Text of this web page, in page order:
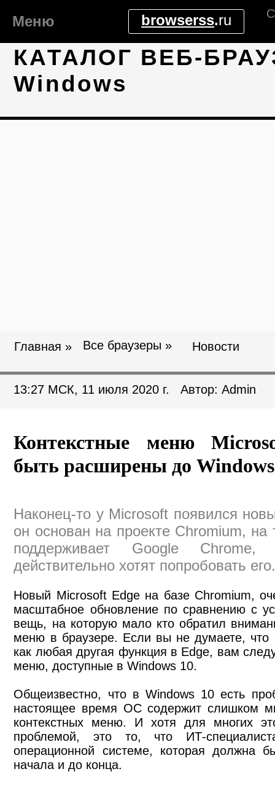
Контекстные меню
быть расширены до
Наконец-то у Microsoft появился
он основан на проекте Chromium,
поддерживает Google Chrome,
действительно хотят попробовать
Новый Microsoft Edge на базе Chromium,
масштабное обновление по сравнению с
вещь, на которую мало кто обратил
меню в браузере. Если вы не думаете, что
как любая другая функция в Edge, вам
меню, доступные в Windows 10.
Общеизвестно, что в Windows 10 есть
настоящее время ОС содержит слишком
контекстных меню. И хотя для многих
проблемой, это то, что ИТ-
операционной системе, которая должна
начала и до конца.
Главная » Все браузеры » Новости
13:27 МСК, 11 июля 2020 г. Автор: Admin
КАТАЛОГ ВЕБ-
Windows
browserss.ru
Меню